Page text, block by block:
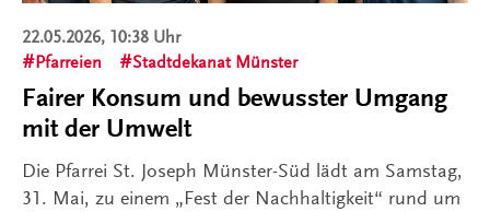
22.05.2026, 10:38 Uhr
Pfarreien
Stadtdekanat Münster
Fairer Konsum und bewusster Umgang
mit der Umwelt
Die Pfarrei St. Joseph Münster-Süd lädt am Samstag,
31. Mai, zu einem „Fest der Nachhaltigkeit“ rund um